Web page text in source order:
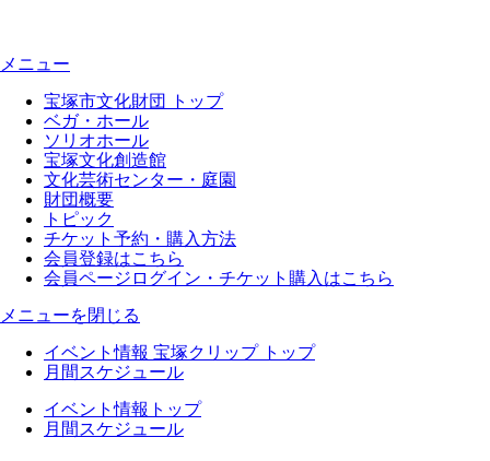
メニュー
宝塚市文化財団 トップ
ベガ・ホール
ソリオホール
宝塚文化創造館
文化芸術センター・庭園
財団概要
トピック
チケット予約・購入方法
会員登録はこちら
会員ページログイン・チケット購入はこちら
メニューを閉じる
イベント情報 宝塚クリップ トップ
月間スケジュール
イベント情報トップ
月間スケジュール